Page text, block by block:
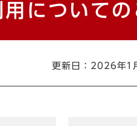
についての
更新日：2026年1